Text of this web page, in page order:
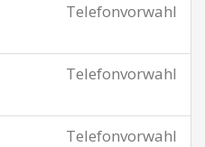
Telefonvorwahl
Telefonvorwahl
Telefonvorwahl